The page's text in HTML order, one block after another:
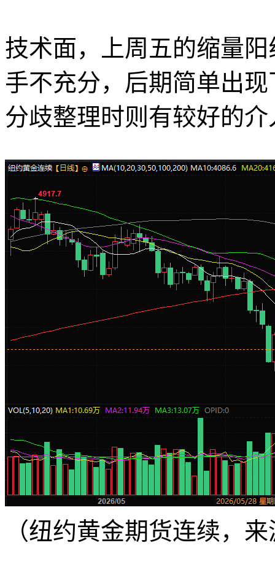
技术面，上周五的缩量
手不充分，后期简单出
分歧整理时则有较好的
（纽约黄金期货连续，